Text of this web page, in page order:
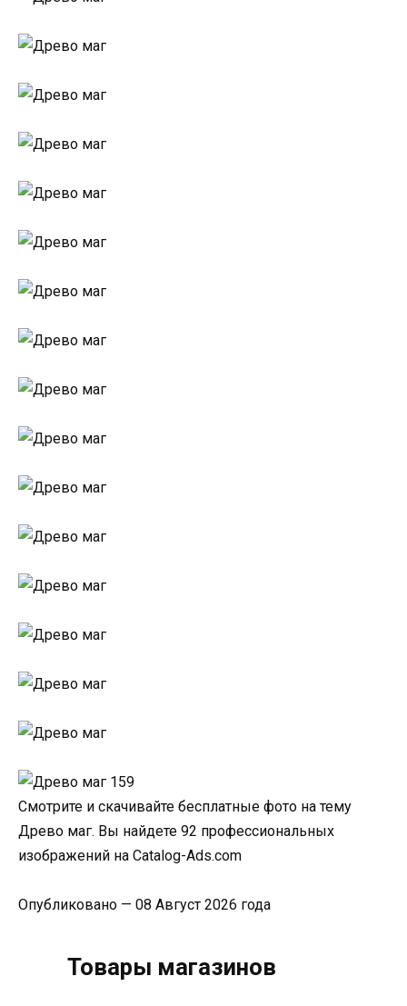
Смотрите и скачивайте бесплатные фото на тему
Древо маг. Вы найдете 92 профессиональных
изображений на Catalog-Ads.com
Опубликовано — 08 Август 2026 года
Товары магазинов